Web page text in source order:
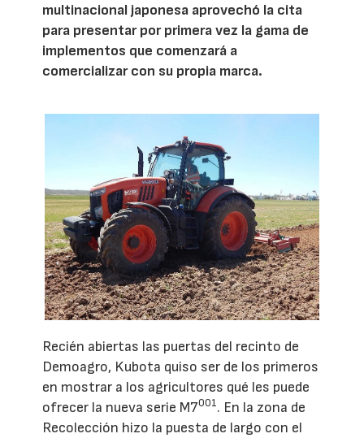
multinacional japonesa aprovechó la cita
para presentar por primera vez la gama de
implementos que comenzará a
comercializar con su propia marca.
Recién abiertas las puertas del recinto de
Demoagro, Kubota quiso ser de los primeros
en mostrar a los agricultores qué les puede
ofrecer la nueva serie M7001. En la zona de
Recolección hizo la puesta de largo con el